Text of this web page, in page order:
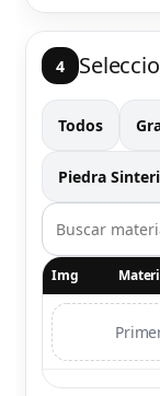
4
Todos
Piedra
Img